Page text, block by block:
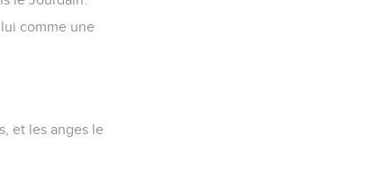
comme une
et les anges le